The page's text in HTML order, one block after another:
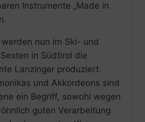
Instrumente „Made in
nun im Ski- und
in Südtirol die
Lanzinger produziert.
und Akkordeons sind
ein Begriff, sowohl wegen
guten Verarbeitung